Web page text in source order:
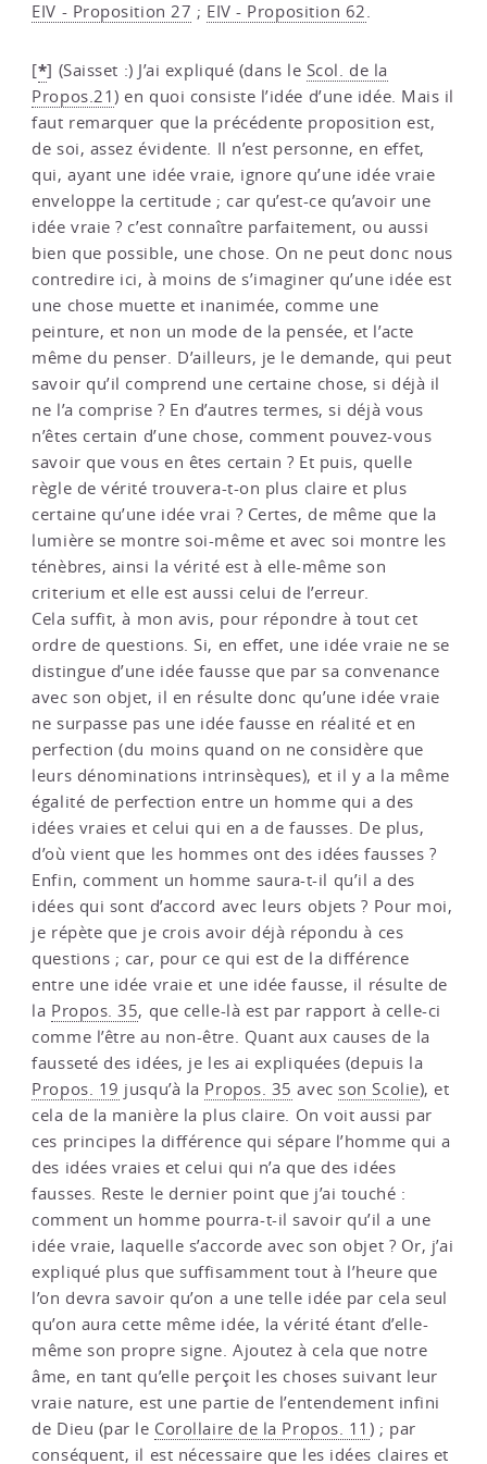
EIV - Proposition 27 ; EIV - Proposition 62.
[*] (Saisset :) J’ai expliqué (dans le Scol. de la
Propos.21) en quoi consiste l’idée d’une idée. Mais il
faut remarquer que la précédente proposition est,
de soi, assez évidente. Il n’est personne, en effet,
qui, ayant une idée vraie, ignore qu’une idée vraie
enveloppe la certitude ; car qu’est-ce qu’avoir une
idée vraie ? c’est connaître parfaitement, ou aussi
bien que possible, une chose. On ne peut donc nous
contredire ici, à moins de s’imaginer qu’une idée est
une chose muette et inanimée, comme une
peinture, et non un mode de la pensée, et l’acte
même du penser. D’ailleurs, je le demande, qui peut
savoir qu’il comprend une certaine chose, si déjà il
ne l’a comprise ? En d’autres termes, si déjà vous
n’êtes certain d’une chose, comment pouvez-vous
savoir que vous en êtes certain ? Et puis, quelle
règle de vérité trouvera-t-on plus claire et plus
certaine qu’une idée vrai ? Certes, de même que la
lumière se montre soi-même et avec soi montre les
ténèbres, ainsi la vérité est à elle-même son
criterium et elle est aussi celui de l’erreur.
Cela suffit, à mon avis, pour répondre à tout cet
ordre de questions. Si, en effet, une idée vraie ne se
distingue d’une idée fausse que par sa convenance
avec son objet, il en résulte donc qu’une idée vraie
ne surpasse pas une idée fausse en réalité et en
perfection (du moins quand on ne considère que
leurs dénominations intrinsèques), et il y a la même
égalité de perfection entre un homme qui a des
idées vraies et celui qui en a de fausses. De plus,
d’où vient que les hommes ont des idées fausses ?
Enfin, comment un homme saura-t-il qu’il a des
idées qui sont d’accord avec leurs objets ? Pour moi,
je répète que je crois avoir déjà répondu à ces
questions ; car, pour ce qui est de la différence
entre une idée vraie et une idée fausse, il résulte de
la Propos. 35, que celle-là est par rapport à celle-ci
comme l’être au non-être. Quant aux causes de la
fausseté des idées, je les ai expliquées (depuis la
Propos. 19 jusqu’à la Propos. 35 avec son Scolie), et
cela de la manière la plus claire. On voit aussi par
ces principes la différence qui sépare l’homme qui a
des idées vraies et celui qui n’a que des idées
fausses. Reste le dernier point que j’ai touché :
comment un homme pourra-t-il savoir qu’il a une
idée vraie, laquelle s’accorde avec son objet ? Or, j’ai
expliqué plus que suffisamment tout à l’heure que
l’on devra savoir qu’on a une telle idée par cela seul
qu’on aura cette même idée, la vérité étant d’elle-
même son propre signe. Ajoutez à cela que notre
âme, en tant qu’elle perçoit les choses suivant leur
vraie nature, est une partie de l’entendement infini
de Dieu (par le Corollaire de la Propos. 11 ) ; par
conséquent, il est nécessaire que les idées claires et